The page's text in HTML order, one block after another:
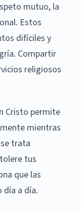
mutuo, la
Estos
difíciles y
Compartir
religiosos
Cristo permite
mientras
trata
tus
que las
día a día.